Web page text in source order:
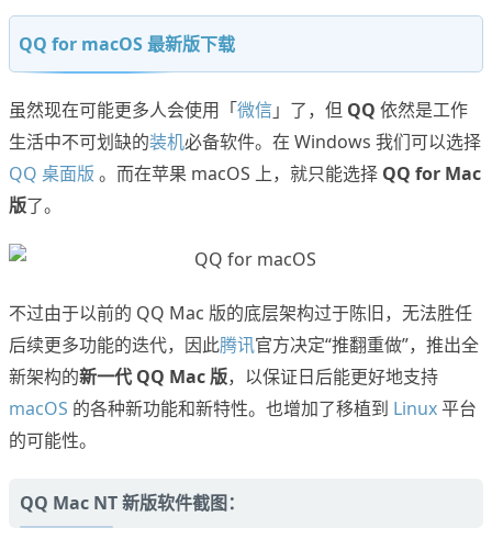
QQ for macOS 最新版下载
虽然现在可能更多人会使用「微信」了，但 QQ 依然是工作
生活中不可划缺的装机必备软件。在 Windows 我们可以选择
QQ 桌面版 。而在苹果 macOS 上，就只能选择 QQ for Mac
版了。
不过由于以前的 QQ Mac 版的底层架构过于陈旧，无法胜任
后续更多功能的迭代，因此腾讯官方决定“推翻重做”，推出全
新架构的新一代 QQ Mac 版，以保证日后能更好地支持
macOS 的各种新功能和新特性。也增加了移植到 Linux平台
的可能性。
QQ Mac NT 新版软件截图：